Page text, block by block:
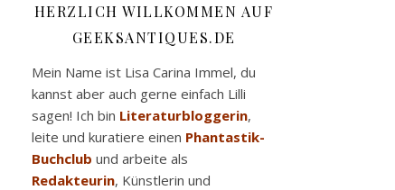
HERZLICH WILLKOMMEN AUF
GEEKSANTIQUES.DE
Mein Name ist Lisa Carina Immel, du
kannst aber auch gerne einfach Lilli
sagen! Ich bin Literaturbloggerin,
leite und kuratiere einen Phantastik-
Buchclub und arbeite als
Redakteurin, Künstlerin und